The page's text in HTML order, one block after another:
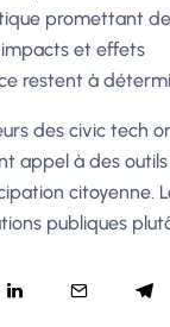
promettant
et effets
restent à
des civic tech
appel à des
citoyenne.
publiques